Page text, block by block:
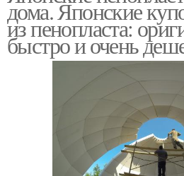
дома. Японские
из пенопласта:
быстро и очень